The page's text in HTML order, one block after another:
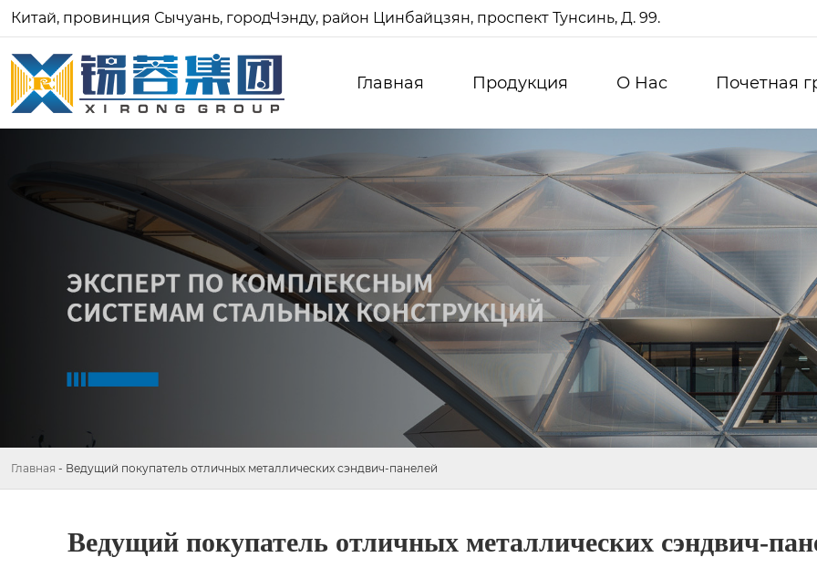
Китай, провинция Сычуань, городЧэнду, район Цинбайцзян, проспект Тунсинь, Д. 99.
Главная Продукция О Нас Почетная
Главная - Ведущий покупатель отличных металлических сэндвич-панелей
Ведущий покупатель отличных металлических сэндвич-